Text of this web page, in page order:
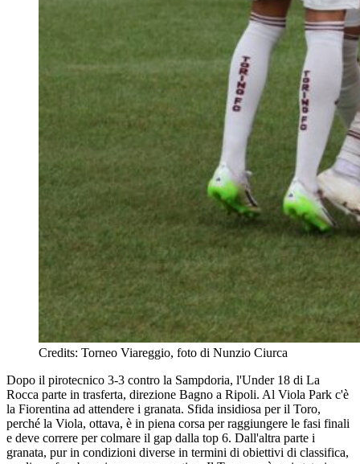
Credits: Torneo Viareggio, foto di Nunzio Ciurca
Dopo il pirotecnico 3-3 contro la Sampdoria, l'Under 18 di La
Rocca parte in trasferta, direzione Bagno a Ripoli. Al Viola Park c'è
la Fiorentina ad attendere i granata. Sfida insidiosa per il Toro,
perché la Viola, ottava, è in piena corsa per raggiungere le fasi finali
e deve correre per colmare il gap dalla top 6. Dall'altra parte i
granata, pur in condizioni diverse in termini di obiettivi di classifica,